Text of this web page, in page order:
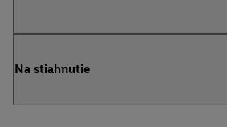
Na stiahnutie